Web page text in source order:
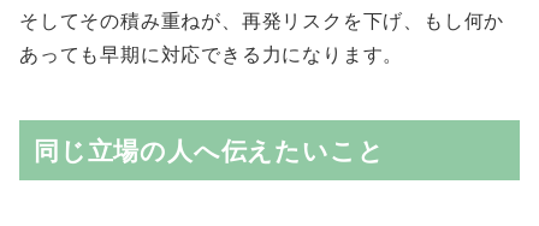
そしてその積み重ねが、再発リスクを下げ、もし何か
あっても早期に対応できる力になります。
同じ立場の人へ伝えたいこと